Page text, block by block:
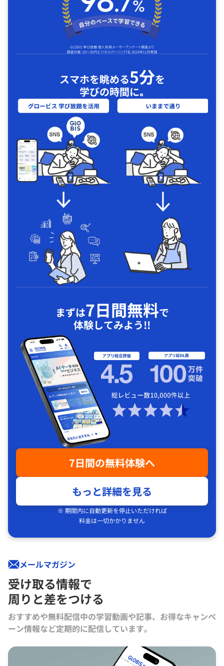
スマホを眺める5分を
学びの時間に｡
まずは7日間無料で
体験してみよう!!
7日間の無料体験へ
もっと詳細を見る
※ 期間内に自動更新を停止いただければ
料金は一切かかりません
メールマガジン
受け取る情報で
周りと差をつける
おすすめや無料配信中の学習動画や記事、お得なキャンペ
ーン情報など定期的に配信しています。